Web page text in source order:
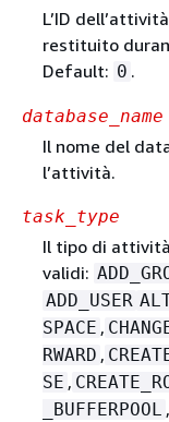
L’ID
restituito
Default: 0 .
database_name
Il nome del
l’attività.
task_type
Il tipo di
validi:
ADD_USER
SPACE ,
RWARD ,
SE ,
_BUFFERPOOL ,